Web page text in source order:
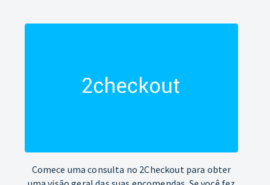
Comece uma consulta no 2Checkout para obter